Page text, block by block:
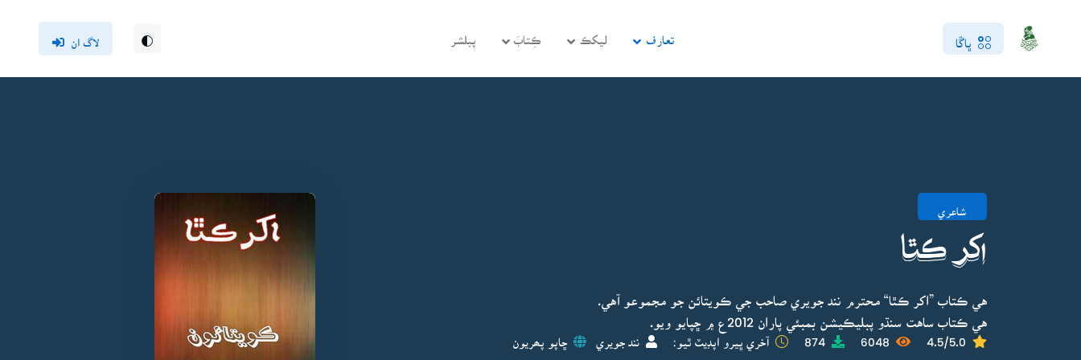
ڀاڱا تعارف ليکڪ ڪِتابَ پبلشر لاگ ان
شاعري
اکر ڪٿا
هي ڪتاب ”اکر ڪٿا“ محترم نند جويري صاحب جي ڪويتائن جو مجموعو آهي.
هي ڪتاب ساهت سنڌو پبليڪيشن بمبئي پاران 2012ع ۾ ڇپايو ويو.
4.5/5.0
6048
874 آخري ڀيرو اپڊيٽ ٿيو: ڇاپو پھريون